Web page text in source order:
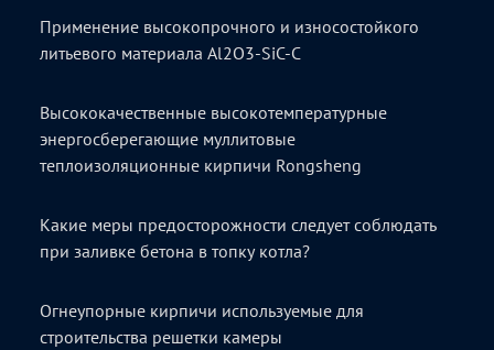
Применение высокопрочного и износостойкого
литьевого материала Al2O3-SiC-C
Высококачественные высокотемпературные
энергосберегающие муллитовые
теплоизоляционные кирпичи Rongsheng
Какие меры предосторожности следует соблюдать
при заливке бетона в топку котла?
Огнеупорные кирпичи используемые для
строительства решетки камеры